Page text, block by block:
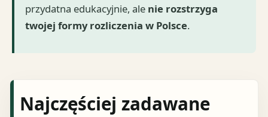
przydatna edukacyjnie, ale nie rozstrzyga
twojej formy rozliczenia w Polsce.
Najczęściej zadawane